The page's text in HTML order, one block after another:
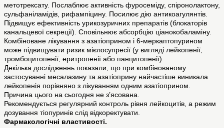
метотрексату. Послаблює активність фуросеміду, спіронолактону,
сульфаніламідів, рифампіцину. Посилює дію антикоагулянтів.
Підвищує ефективність урикозуричних препаратів (блокаторів
канальцевої секреції). Сповільнює абсорбцію ціанокобаламіну.
Комбіноване лікування з азатіоприном і 6-меркаптопурином
може підвищувати ризик мієлосупресії (у вигляді лейкопенії,
тромбоцитопенії, еритропенії або панцитопенії).
Декілька дослідженнь показали, що при комбінованому
застосуванні месалазину та азатіоприну найчастіше виникала
лейкопенія порівняно з лікуванням одним азатіоприном.
Причина цього на сьогодня не з’ясована.
Рекомендується регулярний контроль рівня лейкоцитів, а режим
дозування тіопуринів слід відкоректувати.
Фармакологічні властивості.